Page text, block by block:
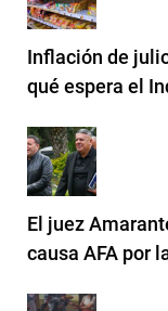
Inflación de
qué espera el
El juez
causa AFA por